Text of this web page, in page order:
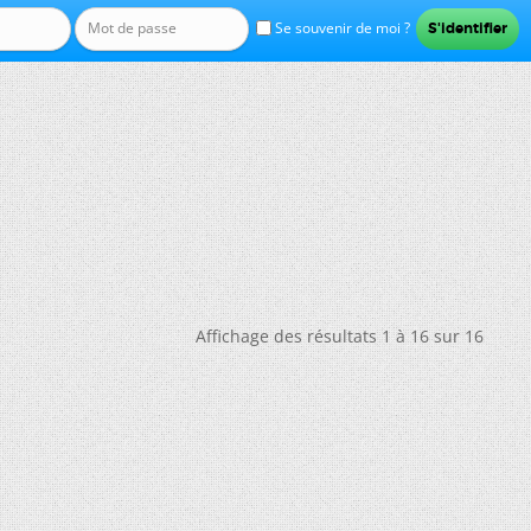
Se souvenir de moi ?
Affichage des résultats 1 à 16 sur 16